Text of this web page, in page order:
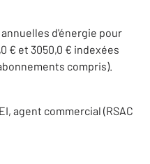
d'énergie pour
€ et 3050,0 € indexées
compris).
EI, agent commercial (RSAC